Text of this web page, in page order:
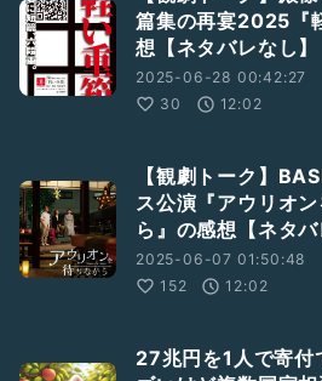
篇集の再宴2025『
想【ネタバレなし】
2025-06-28 00:42:27
30
12:02
【観劇トーク】
ス公演『アウリオ
ら』の感想【ネタバ
2025-06-07 01:50:48
152
12:02
27兆円を1人で寄付